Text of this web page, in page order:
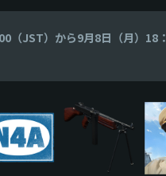
（JST）から9月8日（月）18：